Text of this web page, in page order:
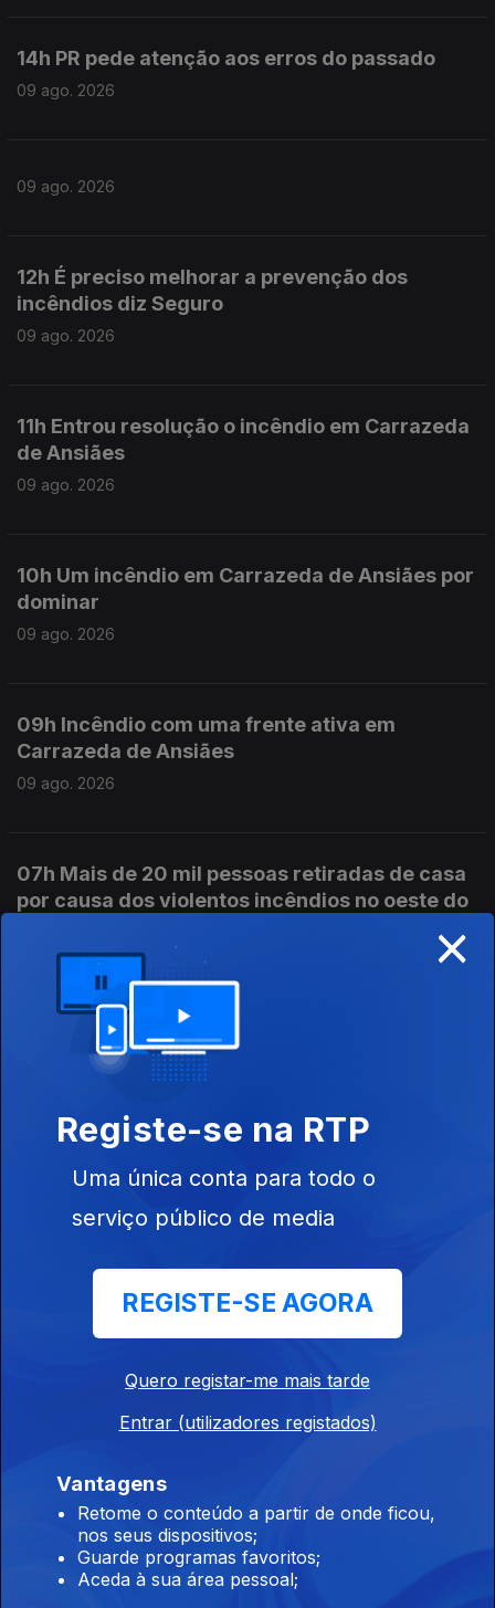
14h PR pede atenção aos erros do passado
09 ago. 2026
09 ago. 2026
12h É preciso melhorar a prevenção dos
incêndios diz Seguro
09 ago. 2026
11h Entrou resolução o incêndio em Carrazeda
de Ansiães
09 ago. 2026
10h Um incêndio em Carrazeda de Ansiães por
dominar
09 ago. 2026
09h Incêndio com uma frente ativa em
Carrazeda de Ansiães
09 ago. 2026
07h Mais de 20 mil pessoas retiradas de casa
por causa dos violentos incêndios no oeste do
09 ago. 2026
06h FC Porto inicia hoje a defesa do título de
campeão nacional de futebol
ativas em Carrazeda de Ansiães
Colúmbia Britânica declara estado de
04h Carneiro acusa Luís Montenegro de
mentir sobre as férias
09 ago. 2026
×
Registe-se na RTP
Uma única conta para todo o
serviço público de media
REGISTE-SE AGORA
Quero registar-me mais tarde
Entrar (utilizadores registados)
Vantagens
Retome o conteúdo a partir de onde ficou,
nos seus dispositivos;
Guarde programas favoritos;
Aceda à sua área pessoal;